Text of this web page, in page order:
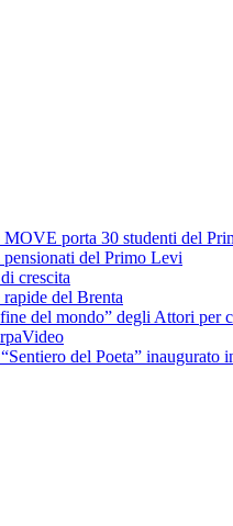
porta 30 studenti del
del Primo Levi
crescita
del Brenta
del mondo” degli Attori per
del Poeta” inaugurato